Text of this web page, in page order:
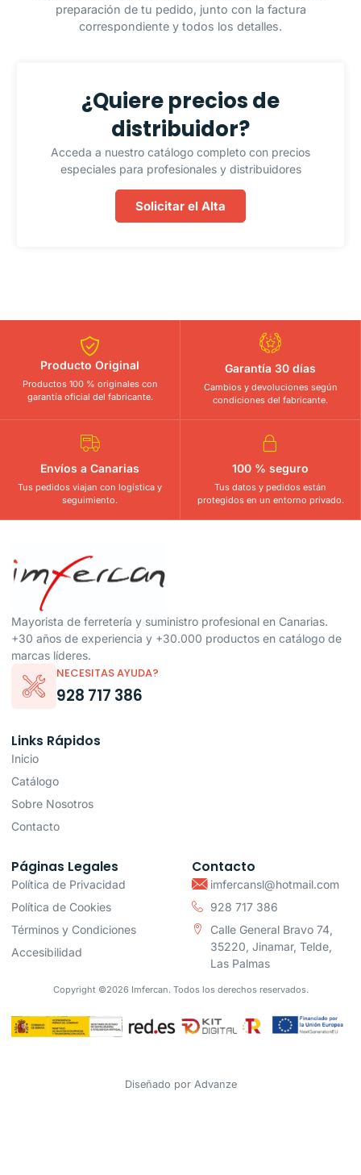
preparación de tu pedido, junto con la factura
correspondiente y todos los detalles.
¿Quiere precios de
distribuidor?
Acceda a nuestro catálogo completo con precios
especiales para profesionales y distribuidores
Solicitar el Alta
Producto Original
Productos 100 % originales con
garantía oficial del fabricante.
Garantía 30 días
Cambios y devoluciones según
condiciones del fabricante.
Envíos a Canarias
Tus pedidos viajan con logística y
seguimiento.
100 % seguro
Tus datos y pedidos están
protegidos en un entorno privado.
Mayorista de ferretería y suministro profesional en Canarias.
+30 años de experiencia y +30.000 productos en catálogo de
marcas líderes.
NECESITAS AYUDA?
928 717 386
Links Rápidos
Inicio
Catálogo
Sobre Nosotros
Contacto
Páginas Legales
Política de Privacidad
Política de Cookies
Términos y Condiciones
Accesibilidad
Contacto
imfercansl@hotmail.com
928 717 386
Calle General Bravo 74,
35220, Jinamar, Telde,
Las Palmas
Copyright ©2026 Imfercan. Todos los derechos reservados.
Diseñado por Advanze